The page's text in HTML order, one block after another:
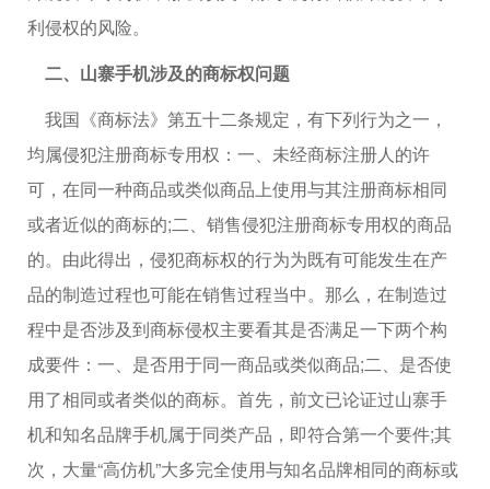
利侵权的风险。
二、山寨手机涉及的商标权问题
我国《商标法》第五十二条规定，有下列行为之一，
均属侵犯注册商标专用权：一、未经商标注册人的许
可，在同一种商品或类似商品上使用与其注册商标相同
或者近似的商标的;二、销售侵犯注册商标专用权的商品
的。由此得出，侵犯商标权的行为为既有可能发生在产
品的制造过程也可能在销售过程当中。那么，在制造过
程中是否涉及到商标侵权主要看其是否满足一下两个构
成要件：一、是否用于同一商品或类似商品;二、是否使
用了相同或者类似的商标。首先，前文已论证过山寨手
机和知名品牌手机属于同类产品，即符合第一个要件;其
次，大量“高仿机”大多完全使用与知名品牌相同的商标或